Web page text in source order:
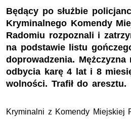
Będący po służbie
Kryminalnego Komendy
Radomiu rozpoznali i
na podstawie listu
doprowadzenia.
odbycia karę 4 lat i 8
wolności. Trafił do aresztu.
Kryminalni z Komendy Miejskiej